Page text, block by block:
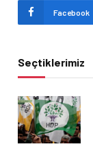
Facebook
Seçtiklerimiz